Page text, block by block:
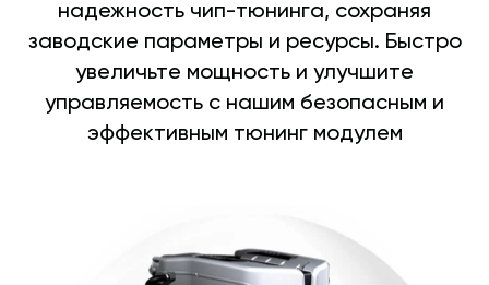
надежность чип-тюнинга, сохраняя
заводские параметры и ресурсы. Быстро
увеличьте мощность и улучшите
управляемость с нашим безопасным и
эффективным тюнинг модулем